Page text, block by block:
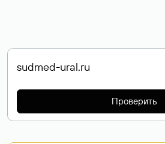
Проверить